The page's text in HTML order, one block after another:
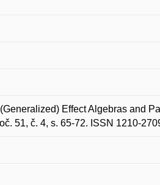
Effect Algebras and
51, č. 4, s. 65-72. ISSN 1210-